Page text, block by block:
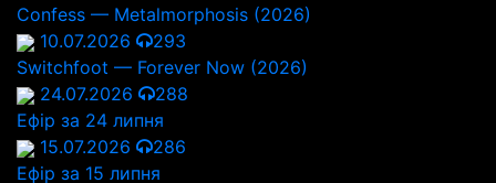
Confess — Metalmorphosis (2026)
10.07.2026
293
Switchfoot — Forever Now (2026)
24.07.2026
288
Ефір за 24 липня
15.07.2026
286
Ефір за 15 липня